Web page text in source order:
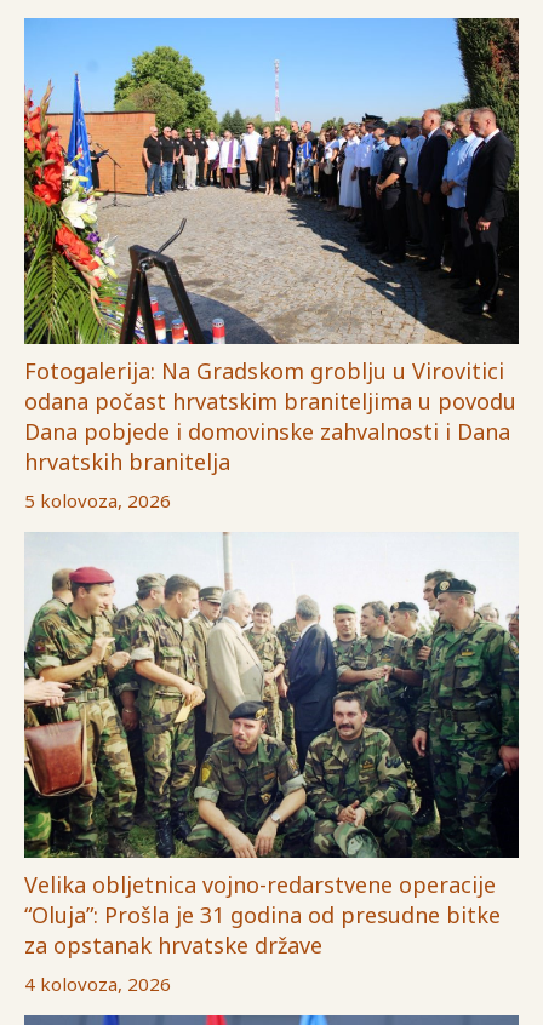
Fotogalerija: Na Gradskom groblju u Virovitici
odana počast hrvatskim braniteljima u povodu
Dana pobjede i domovinske zahvalnosti i Dana
hrvatskih branitelja
5 kolovoza, 2026
Velika obljetnica vojno-redarstvene operacije
“Oluja”: Prošla je 31 godina od presudne bitke
za opstanak hrvatske države
4 kolovoza, 2026